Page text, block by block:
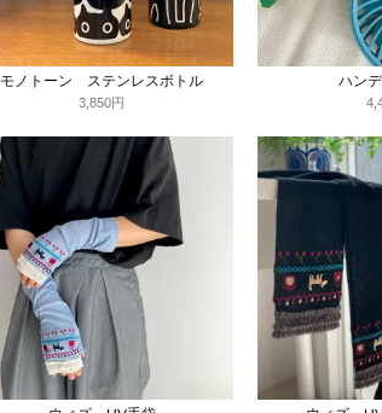
モノトーン ステンレスボトル
3,850円
ハン